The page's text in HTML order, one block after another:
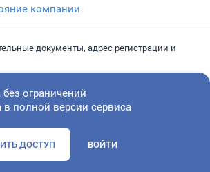
компании
документы, адрес регистрации и
показатели
без ограничений
в полной версии сервиса
ДОСТУП ВОЙТИ